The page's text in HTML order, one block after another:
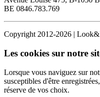
BE 0846.783.769
Copyright 2012-2026 |
Les cookies sur notre
Lorsque vous naviguez sur
susceptibles d'être
réserve de vos choix.